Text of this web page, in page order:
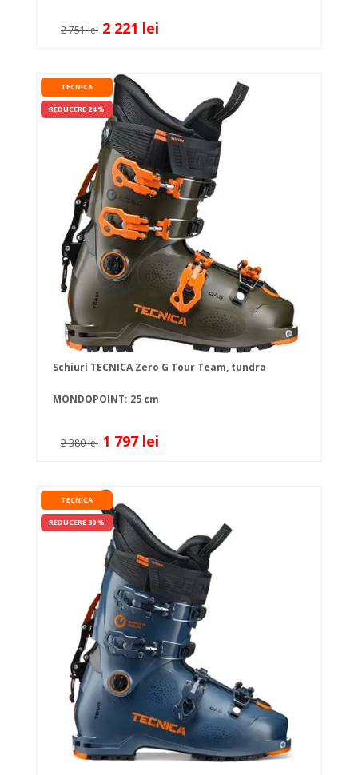
2 751 lei 2 221 lei
TECNICA
REDUCERE 24 %
Schiuri TECNICA Zero G Tour Team, tundra
MONDOPOINT: 25 cm
2 380 lei 1 797 lei
TECNICA
REDUCERE 30 %